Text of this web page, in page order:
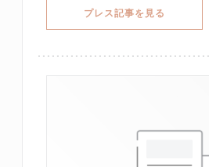
プレス記事を見る